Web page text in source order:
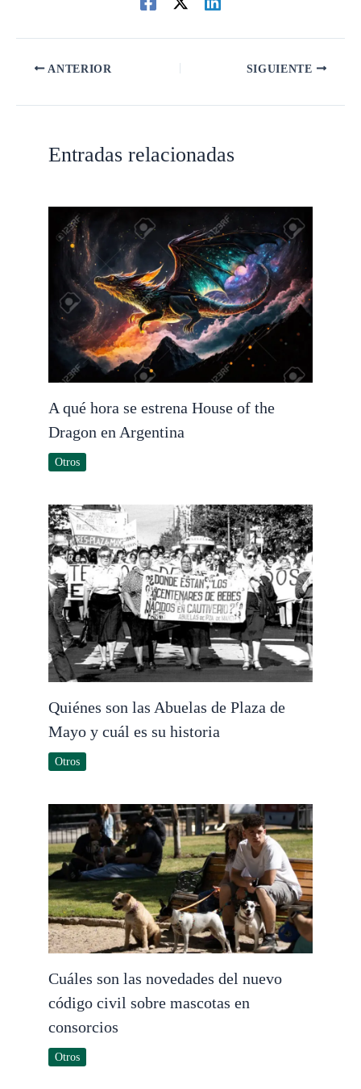
ANTERIOR SIGUIENTE
Entradas relacionadas
A qué hora se estrena House of the
Dragon en Argentina
Otros
Quiénes son las Abuelas de Plaza de
Mayo y cuál es su historia
Otros
Cuáles son las novedades del nuevo
código civil sobre mascotas en
consorcios
Otros